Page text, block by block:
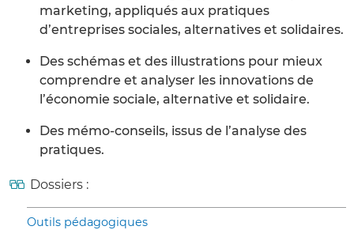
marketing, appliqués aux pratiques
d’entreprises sociales, alternatives et solidaires.
Des schémas et des illustrations pour mieux
comprendre et analyser les innovations de
l’économie sociale, alternative et solidaire.
Des mémo-conseils, issus de l’analyse des
pratiques.
Dossiers :
Outils pédagogiques